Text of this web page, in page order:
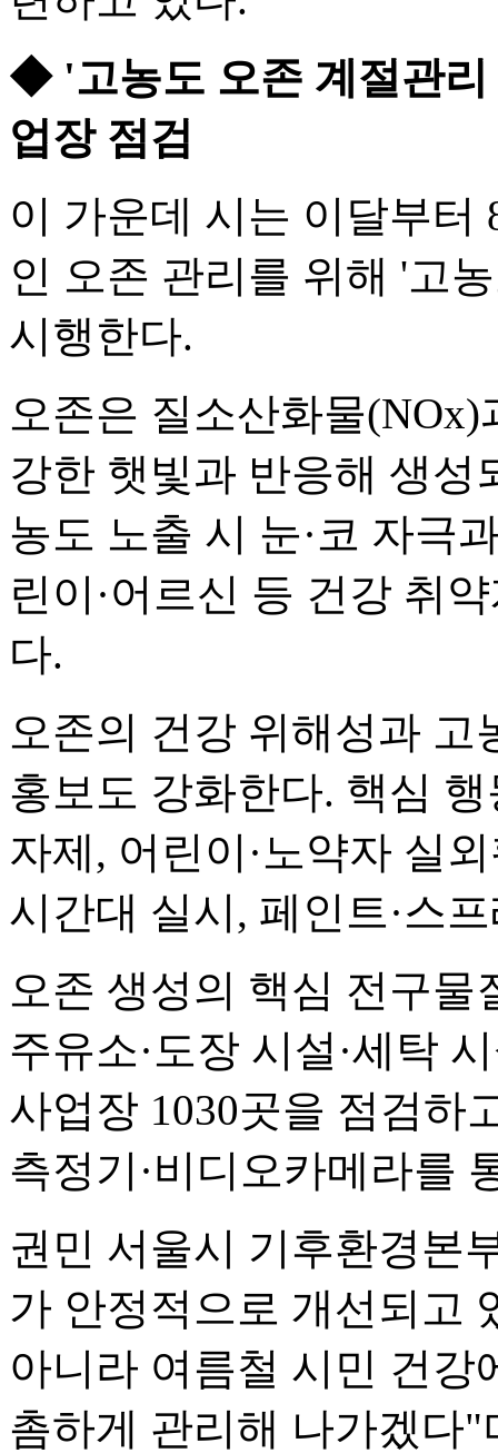
◆ '고농도 오존 계절관
업장 점검
이 가운데 시는 이달부터
인 오존 관리를 위해 '고
시행한다.
오존은 질소산화물
강한 햇빛과 반응해 생성
농도 노출 시 눈·코 자극
린이·어르신 등 건강 취
다.
오존의 건강 위해성과 고
홍보도 강화한다. 핵심
자제, 어린이·노약자 실
시간대 실시, 페인트·스
오존 생성의 핵심 전구물
주유소·도장 시설·세탁
사업장 1030곳을 점검하
측정기·비디오카메라를
권민 서울시 기후환경본
가 안정적으로 개선되고
아니라 여름철 시민 건강
촘하게 관리해 나가겠다